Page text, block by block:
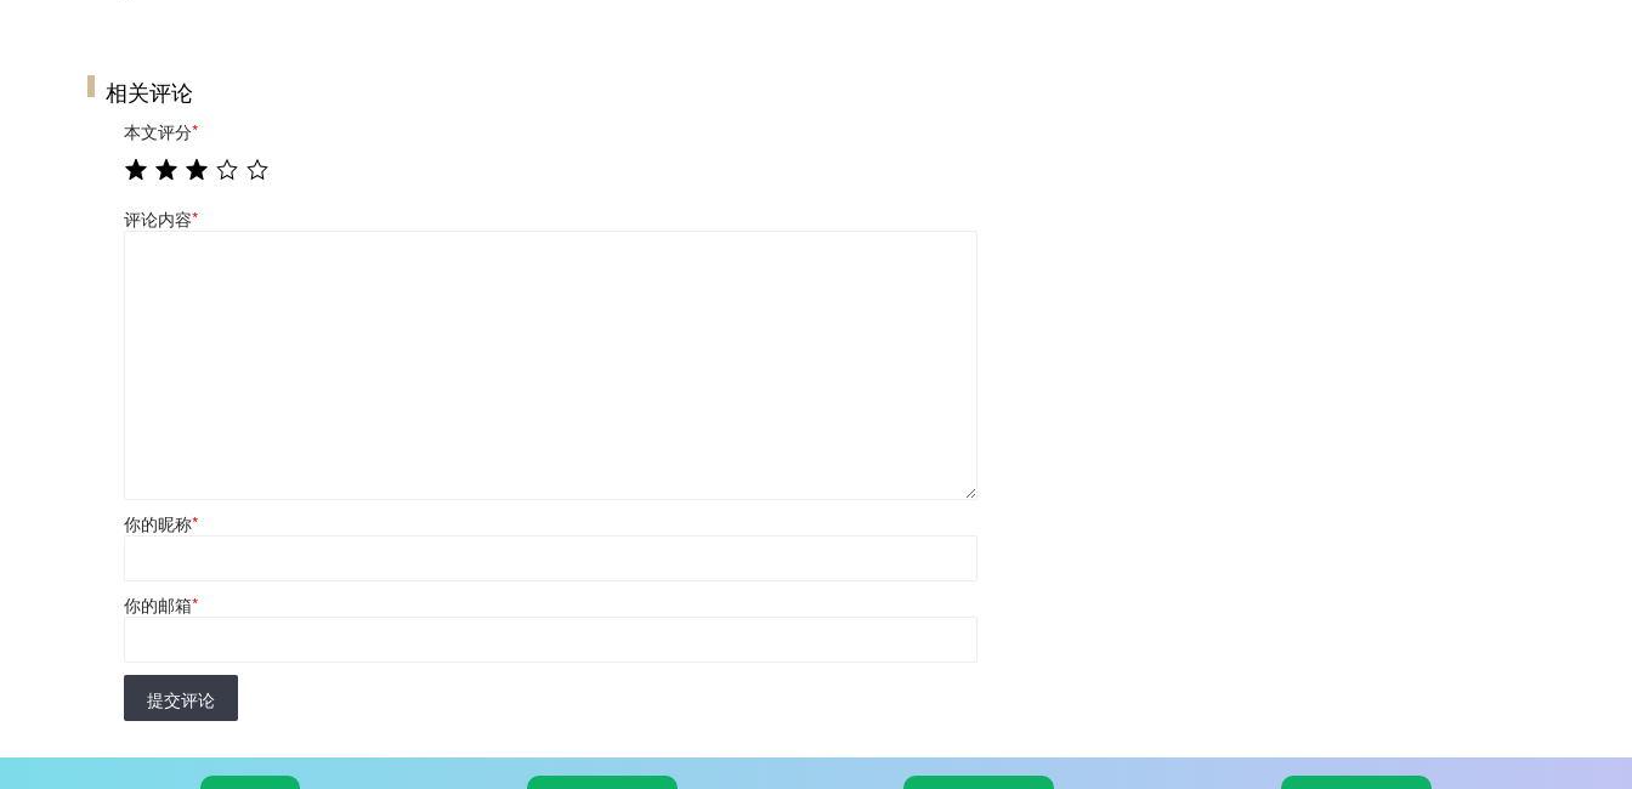
相关评论
本文评分*
评论内容*
你的昵称*
你的邮箱*
提交评论